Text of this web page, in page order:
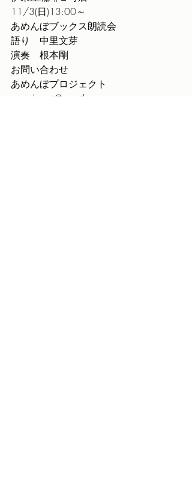
11/3(日)13:00～
あめんぼブックス朗読会
語り　中里文芽
演奏　根本剛
お問い合わせ
あめんぼプロジェクト
amenbo.pj@gmail.com